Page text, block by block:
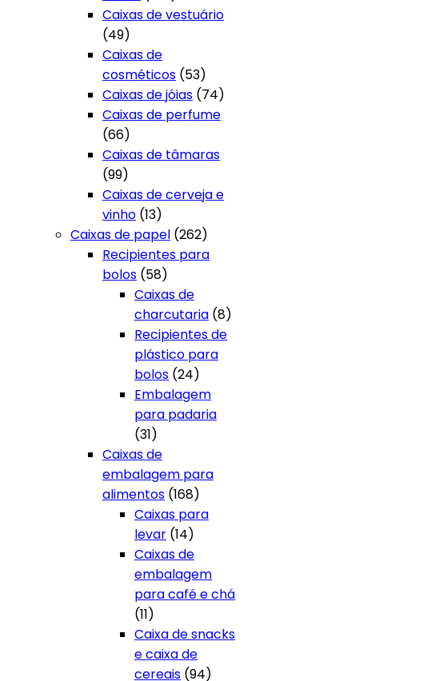
produtos
Caixas de vestuário
4949
produtos
Caixas de
cosméticos 5353
produtos
Caixas de jóias 7474
produtos
Caixas de perfume
6666
produtos
Caixas de tâmaras
9999
produtos
Caixas de cerveja e
vinho 1313
produtos
Caixas de papel 262262
produtos
Recipientes para
bolos 5858
produtos
Caixas de
charcutaria 88
produtos
Recipientes de
plástico para
bolos 2424
produtos
Embalagem
para padaria
3131
produtos
Caixas de
embalagem para
alimentos 168168
produtos
Caixas para
levar 1414
produtos
Caixas de
embalagem
para café e chá
1111
produtos
Caixa de snacks
e caixa de
cereais 9494